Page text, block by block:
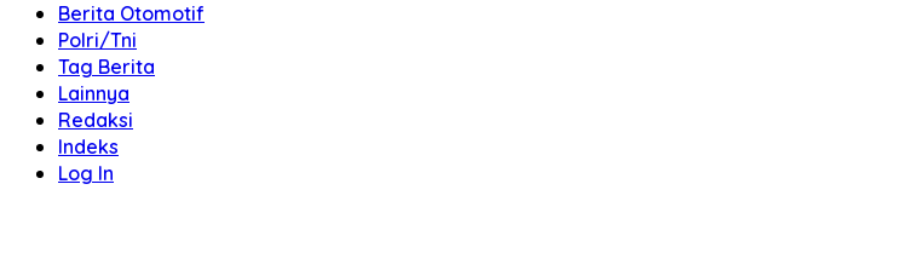
Berita Otomotif
Polri/Tni
Tag Berita
Lainnya
Redaksi
Indeks
Log In